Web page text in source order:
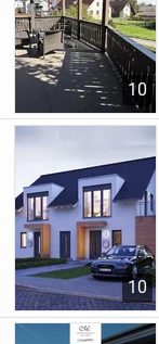
10
10